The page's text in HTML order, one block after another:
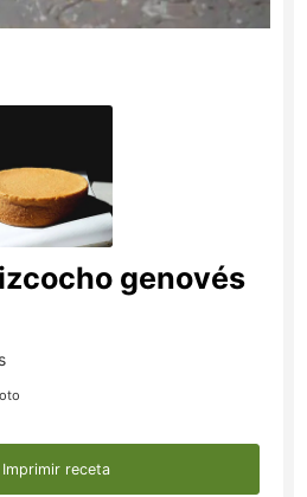
genovés
Imprimir receta